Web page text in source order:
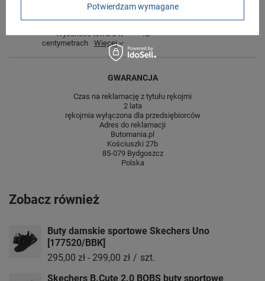
Szerokość towaru w
20
Wysokość towaru w
centymetrach
Więcej
12
GWARANCJA
Czas na reklamację z tytułu rękojmi
2 lata
rękojmia wyłączona dla przedsiębiorców
Adres do reklamacji
Butomania.pl
Kościuszki 27b
85-079 Bydgoszcz
Polska
Zobacz również
Buty damskie sportowe Skechers Uno
[177520/BBK]
295,00 zł - 299,00 zł / szt.
Skechers B.Cute 2.0 BOBS buty sportowe
Potwierdzam wymagane